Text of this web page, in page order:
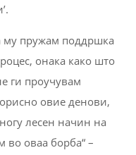
му пружам поддршка
онака како што
ги проучувам
овие денови,
лесен начин на
во оваа борба“ –